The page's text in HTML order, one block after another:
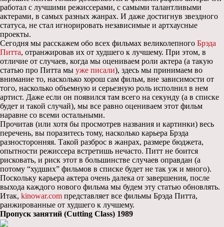
работал с лучшими режиссерами, с самыми талантливыми
актерами, в самых разных жанрах. И даже достигнув звездного
статуса, не стал игнорировать независимые и артхаусные
проекты.
Сегодня мы расскажем обо всех фильмах великолепного Брэда
Питта, отранжировав их от худшего к лучшему. При этом, в
отличие от случаев, когда мы оцениваем роли актера (а такую
статью про Питта мы уже писали), здесь мы принимаем во
внимание то, насколько хорош сам фильм, вне зависимости от
того, насколько объемную и серьезную роль исполнил в нем
артист. Даже если он появился там всего на секунду (а в списке
будет и такой случай), мы все равно оцениваем этот фильм
наравне со всеми остальными.
Прочитав (или хотя бы просмотрев названия и картинки) весь
перечень, вы поразитесь тому, насколько карьера Брэда
разносторонняя. Такой разброс в жанрах, размере бюджета,
опытности режиссера встретишь нечасто. Питт не боится
рисковать, и риск этот в большинстве случаев оправдан (а
потому “худших” фильмов в списке будет не так уж и много).
Поскольку карьера актера очень далека от завершения, после
выхода каждого нового фильма мы будем эту статью обновлять.
Итак, kinowar.com представляет все фильмы Брэда Питта,
ранжированные от худшего к лучшему.
Пропуск занятий (Cutting Class) 1989